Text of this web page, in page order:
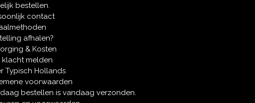
bestellen.
contact
afhalen?
& Kosten
klacht melden
Typisch Hollands
voorwaarden
bestellen is vandaag verzonden.